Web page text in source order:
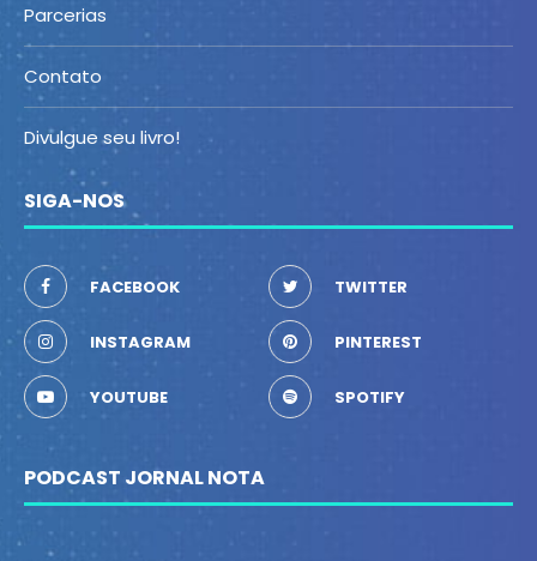
Parcerias
Contato
Divulgue seu livro!
SIGA-NOS
FACEBOOK TWITTER
INSTAGRAM PINTEREST
YOUTUBE SPOTIFY
PODCAST JORNAL NOTA